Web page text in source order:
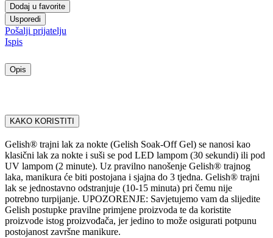
Dodaj u favorite
Usporedi
Pošalji prijatelju
Ispis
Opis
KAKO KORISTITI
Gelish® trajni lak za nokte (Gelish Soak-Off Gel) se nanosi kao
klasični lak za nokte i suši se pod LED lampom (30 sekundi) ili pod
UV lampom (2 minute). Uz pravilno nanošenje Gelish® trajnog
laka, manikura će biti postojana i sjajna do 3 tjedna. Gelish® trajni
lak se jednostavno odstranjuje (10-15 minuta) pri čemu nije
potrebno turpijanje. UPOZORENJE: Savjetujemo vam da slijedite
Gelish postupke pravilne primjene proizvoda te da koristite
proizvode istog proizvođača, jer jedino to može osigurati potpunu
postojanost završne manikure.